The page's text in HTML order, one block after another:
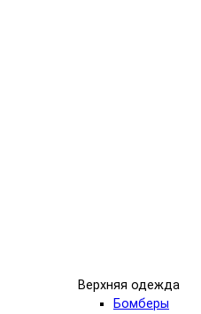
Верхняя одежда
Бомберы